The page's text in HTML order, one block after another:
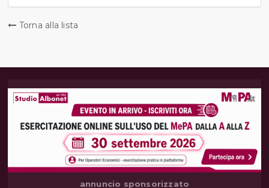
Torna alla lista
annuncio sponsorizzato